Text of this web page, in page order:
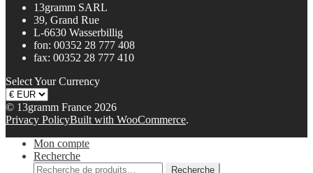
13gramm SARL
39, Grand Rue
L-6630 Wasserbillig
fon: 00352 28 777 408
fax: 00352 28 777 410
Select Your Currency
© 13gramm France 2026
Privacy PolicyBuilt with WooCommerce.
Mon compte
Recherche
Recherche
Recherche